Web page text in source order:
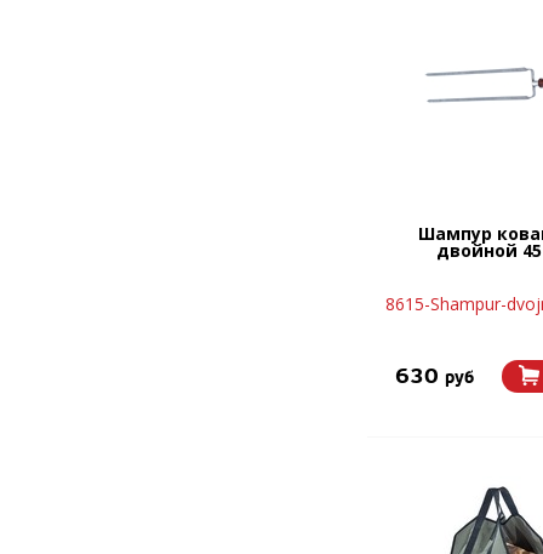
Шампур
двойной
8615-Shampur-
630 руб